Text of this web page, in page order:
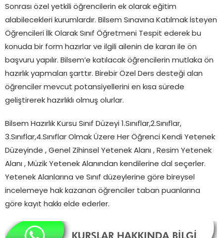
Sonrası özel yetkili öğrencilerin ek olarak eğitim
alabilecekleri kurumlardır. Bilsem Sınavına Katılmak İsteyen
Öğrencileri İlk Olarak Sınıf Öğretmeni Tespit ederek bu
konuda bir form hazırlar ve ilgili ailenin de kararı ile ön
başvuru yapılır. Bilsem’e katılacak öğrencilerin mutlaka ön
hazırlık yapmaları şarttır. Birebir Özel Ders desteği alan
öğrenciler mevcut potansiyellerini en kısa sürede
geliştirerek hazırlıklı olmuş olurlar.
Bilsem Hazırlık Kursu Sınıf Düzeyi 1.Sınıflar,2.Sınıflar,
3.Sınıflar,4.Sınıflar Olmak Üzere Her Öğrenci Kendi Yetenek
Düzeyinde , Genel Zihinsel Yetenek Alanı , Resim Yetenek
Alanı , Müzik Yetenek Alanından kendilerine dal seçerler.
Yetenek Alanlarına ve Sınıf düzeylerine göre bireysel
incelemeye hak kazanan öğrenciler taban puanlarına
göre kayıt hakkı elde ederler.